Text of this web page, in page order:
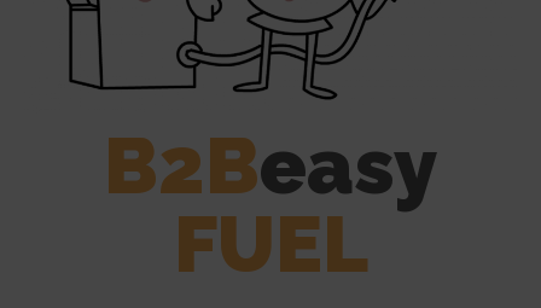
B2Beasy
FUEL